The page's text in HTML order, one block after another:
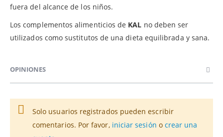
fuera del alcance de los niños.
Los complementos alimenticios de KAL no deben ser
utilizados como sustitutos de una dieta equilibrada y sana.
OPINIONES
Solo usuarios registrados pueden escribir
comentarios. Por favor, iniciar sesión o crear una